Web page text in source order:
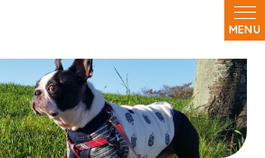
MENU